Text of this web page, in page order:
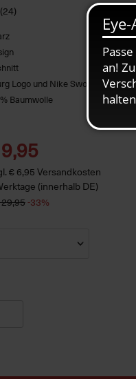
(24)
Logo und Nike Swoosh
Baumwolle
€ 6,95 Versandkosten
(innerhalb DE)
-33%